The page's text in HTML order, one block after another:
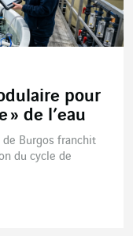
pour
de l’eau
de Burgos franchit
du cycle de